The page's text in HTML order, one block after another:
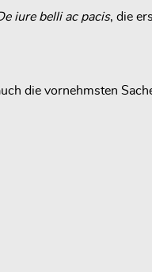
iure belli ac pacis, die
die vornehmsten